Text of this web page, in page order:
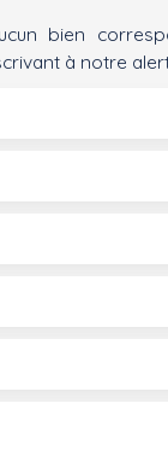
bien
à notre